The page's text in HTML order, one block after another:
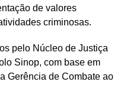
de valores
criminosas.
pelo Núcleo de Justiça
Sinop, com base em
Gerência de Combate ao